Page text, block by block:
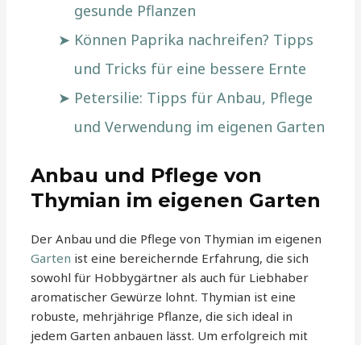
gesunde Pflanzen
Können Paprika nachreifen? Tipps
und Tricks für eine bessere Ernte
Petersilie: Tipps für Anbau, Pflege
und Verwendung im eigenen Garten
Anbau und Pflege von
Thymian im eigenen Garten
Der Anbau und die Pflege von Thymian im eigenen
Garten ist eine bereichernde Erfahrung, die sich
sowohl für Hobbygärtner als auch für Liebhaber
aromatischer Gewürze lohnt. Thymian ist eine
robuste, mehrjährige Pflanze, die sich ideal in
jedem Garten anbauen lässt. Um erfolgreich mit